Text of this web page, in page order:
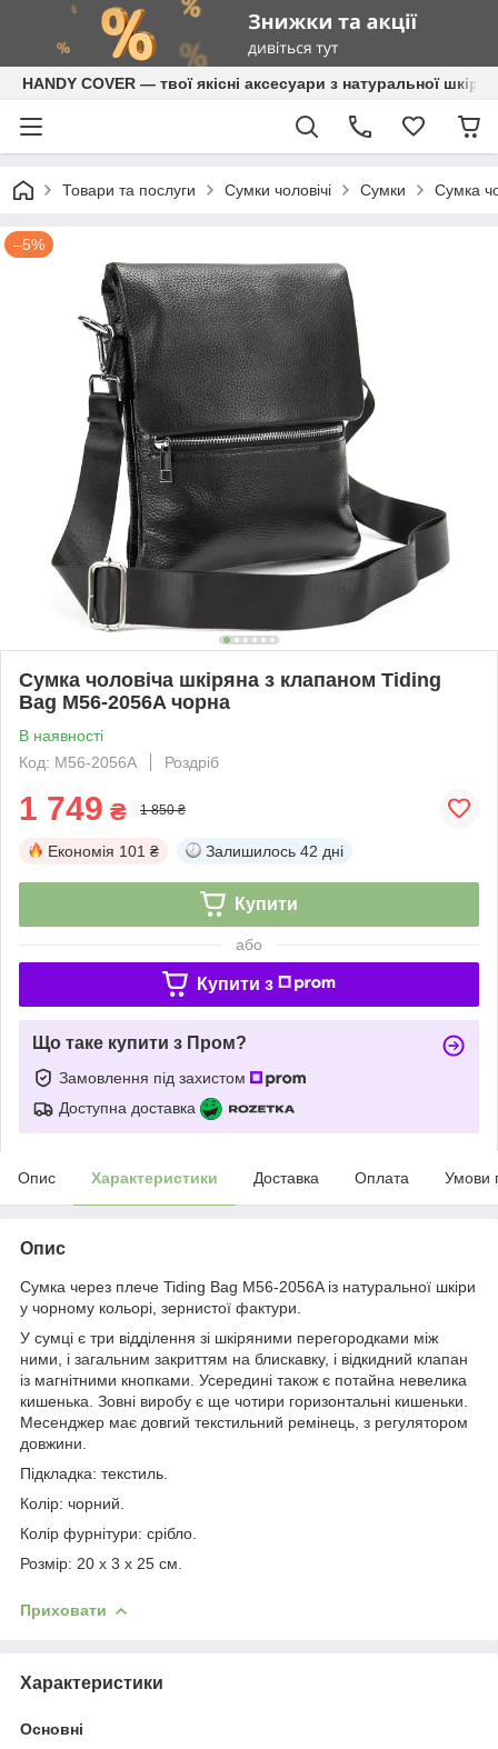
HANDY COVER — твої якісні аксесуари з натуральної шкіри
Товари та послуги Сумки чоловічі Сумки Сумка
–5%
Сумка чоловіча шкіряна з клапаном Tiding
Bag M56-2056A чорна
В наявності
Код: M56-2056A
Роздріб
1 749 ₴ 1 850 ₴
Економія 101 ₴ Залишилось 42 дні
Купити
або
Купити з
Що таке купити з Пром?
Замовлення під захистом
Доступна доставка
Опис Характеристики Доставка Оплата Умови
Опис
Сумка через плече Tiding Bag M56-2056A із натуральної шкіри
у чорному кольорі, зернистої фактури.
У сумці є три відділення зі шкіряними перегородками між
ними, і загальним закриттям на блискавку, і відкидний клапан
із магнітними кнопками. Усередині також є потайна невелика
кишенька. Зовні виробу є ще чотири горизонтальні кишеньки.
Месенджер має довгий текстильний ремінець, з регулятором
довжини.
Підкладка: текстиль.
Колір: чорний.
Колір фурнітури: срібло.
Розмір: 20 x 3 x 25 см.
Приховати
Характеристики
Основні